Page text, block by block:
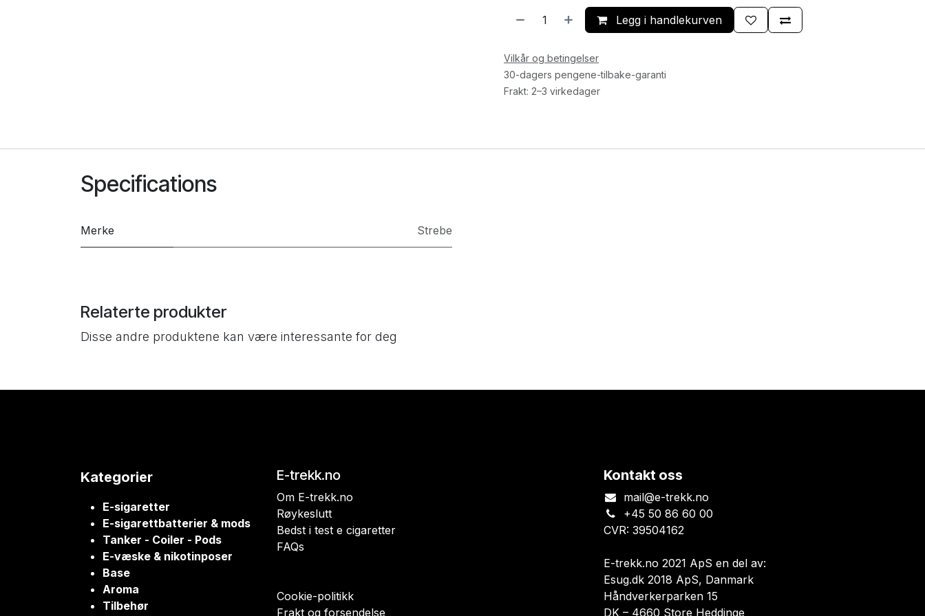
Legg i handlekurven
Vilkår og betingelser
30-dagers pengene-tilbake-garanti
Frakt: 2–3 virkedager
Specifications
Merke Strebe
Relaterte produkter
Disse andre produktene kan være interessante for deg
Kategorier
E-sigaretter
E-sigarettbatterier & mods
Tanker - Coiler - Pods
E-væske & nikotinposer
Base
Aroma
Tilbehør
E-trekk.no
Om E-trekk.no
Røykeslutt
Bedst i test e cigaretter
FAQs
Cookie-politikk
Frakt og forsendelse
Kontakt oss
mail@e-trekk.no
+45 50 86 60 00
CVR: 39504162
E-trekk.no 2021 ApS en del av:
Esug.dk 2018 ApS, Danmark
Håndverkerparken 15
DK – 4660 Store Heddinge